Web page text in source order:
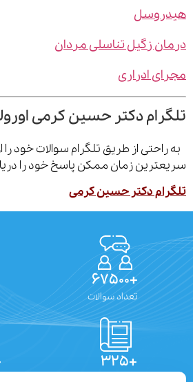
زگیل تناسلی مردان
ادراری
دکتر حسین کرمی
از طریق تلگرام سوالات خود را از
زمان ممکن پاسخ خود را دریافت
دکتر حسین کرمی
تعداد سوالات